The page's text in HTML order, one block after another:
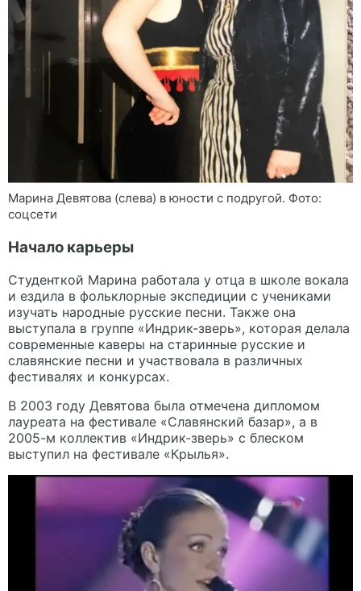
Марина Девятова (слева) в юности с подругой. Фото:
соцсети
Начало карьеры
Студенткой Марина работала у отца в школе вокала
и ездила в фольклорные экспедиции с учениками
изучать народные русские песни. Также она
выступала в группе «Индрик-зверь», которая делала
современные каверы на старинные русские и
славянские песни и участвовала в различных
фестивалях и конкурсах.
В 2003 году Девятова была отмечена дипломом
лауреата на фестивале «Славянский базар», а в
2005-м коллектив «Индрик-зверь» с блеском
выступил на фестивале «Крылья».